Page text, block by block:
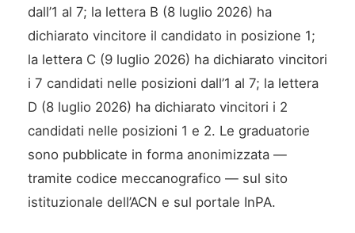
dall’1 al 7; la lettera B (8 luglio 2026) ha
dichiarato vincitore il candidato in posizione 1;
la lettera C (9 luglio 2026) ha dichiarato vincitori
i 7 candidati nelle posizioni dall’1 al 7; la lettera
D (8 luglio 2026) ha dichiarato vincitori i 2
candidati nelle posizioni 1 e 2. Le graduatorie
sono pubblicate in forma anonimizzata —
tramite codice meccanografico — sul sito
istituzionale dell’ACN e sul portale InPA.